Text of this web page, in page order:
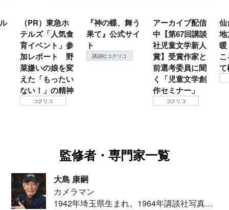
）東急ホ
「人気食
ント」参
ポート 野
の娘を変
もったい
」の精神
『神の蝶、舞う
果て』公式サイ
ト
講談社コクリコ
アーカイブ配信
中【第67回講談
社児童文学新人
賞】受賞作家と
前選考委員に聞
く「児童文学創
作セミナー」
仙台の冬は
地方では温
暖？ 本当
ころは仙台
て検証すべ
コクリコ
監修者・専門家一覧
大島 康嗣
カメラマン
1942年埼玉県生まれ。1964年講談社写真部